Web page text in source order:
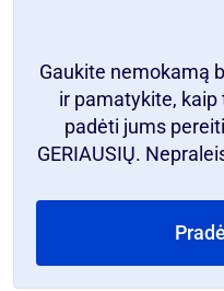
Gaukite nemokamą
ir pamatykite,
padėti jums
GERIAUSIŲ.